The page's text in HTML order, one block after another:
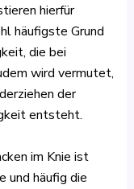
hierfür
häufigste Grund
die bei
wird vermutet,
der
entsteht.
im Knie ist
und häufig die